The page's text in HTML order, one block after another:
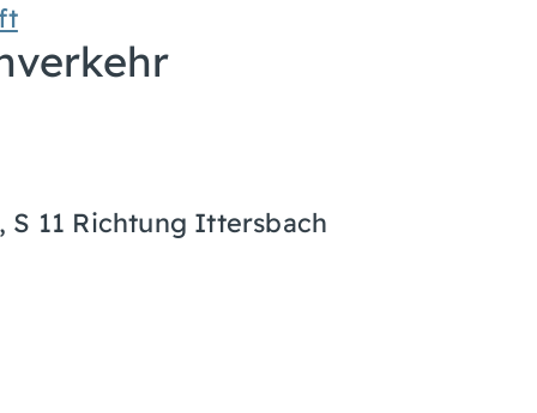
S 11 Richtung Ittersbach